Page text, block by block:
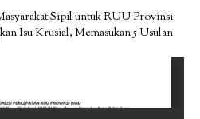
Sipil untuk RUU Provinsi
Isu Krusial, Memasukan 5 Usulan